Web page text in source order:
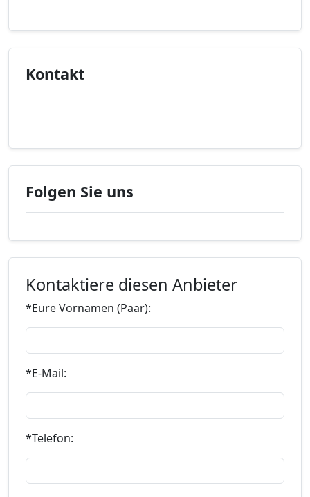
Kontakt
Folgen Sie uns
Kontaktiere diesen Anbieter
*Eure Vornamen (Paar):
*E-Mail:
*Telefon: